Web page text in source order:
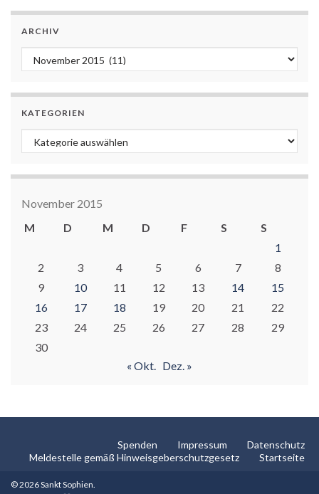
ARCHIV
Archiv
KATEGORIEN
Kategorien
November 2015
M
D M D F S
S
1
2
3 4 5 6 7
8
9
10 11 12 13 14
15
16
17 18 19 20 21
22
23
24 25 26 27 28
29
30
« Okt.
Dez. »
Spenden Impressum
Datenschutz
Meldestelle gemäß Hinweisgeberschutzgesetz
Startseite
© 2026 Sankt Sophien.